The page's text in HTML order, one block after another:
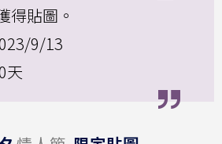
得貼圖。
9/13
天